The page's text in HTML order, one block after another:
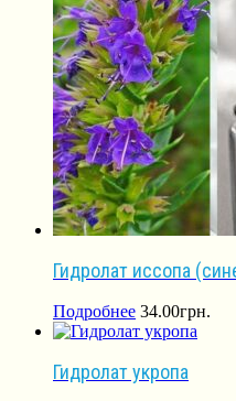
Гидролат иссопа
Подробнее 34.00грн.
Гидролат укропа